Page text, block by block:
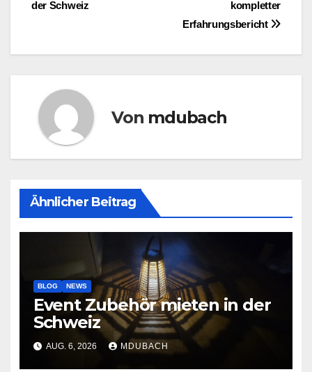
kompletter
Erfahrungsbericht
der Schweiz
Von mdubach
Ähnlicher Beitrag
BLOG NEWS
Event Zubehör mieten in der
Schweiz
AUG. 6, 2026 MDUBACH